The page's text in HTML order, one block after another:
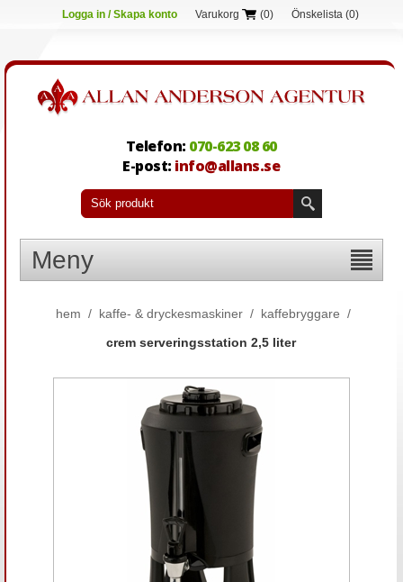
Logga in / Skapa konto Varukorg (0) Önskelista (0)
Telefon: 070-623 08 60
E-post: info@allans.se
Meny
hem / kaffe- & dryckesmaskiner / kaffebryggare /
crem serveringsstation 2,5 liter